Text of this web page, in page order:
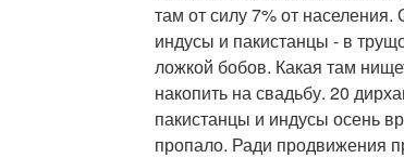
там от силу 7% от
индусы и пакистанцы - в
ложкой бобов. Какая там
накопить на свадьбу. 20
пакистанцы и индусы осень
пропало. Ради продвижения